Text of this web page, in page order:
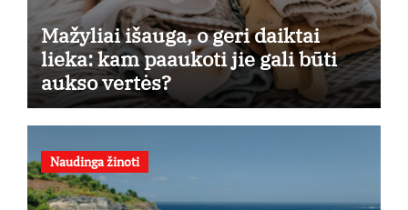
Mažyliai išauga, o geri daiktai
lieka: kam paaukoti jie gali būti
aukso vertės?
Naudinga žinoti